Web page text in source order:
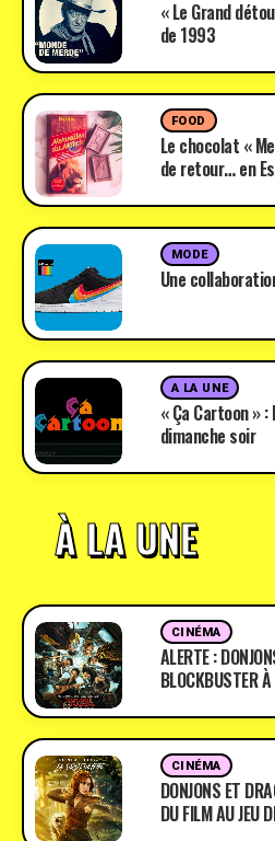
« Le Grand
de 1993
FOOD
Le chocolat «
de retour… en
MODE
Une
A LA UNE
« Ça Cartoon »
dimanche soir
À LA UNE
CINÉMA
ALERTE :
BLOCKBUSTER
CINÉMA
DONJONS ET
DU FILM AU JEU